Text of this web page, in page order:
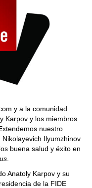
y a la comunidad
Karpov y los miembros
nuestro
Ilyumzhinov
buena salud y éxito en
Anatoly Karpov y su
de la FIDE